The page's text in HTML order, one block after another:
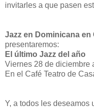
invitarles a que pasen
Jazz en Dominicana en
presentaremos:
El último Jazz del año
Viernes 28 de diciembre
En el Café Teatro de
Y, a todos les deseamos